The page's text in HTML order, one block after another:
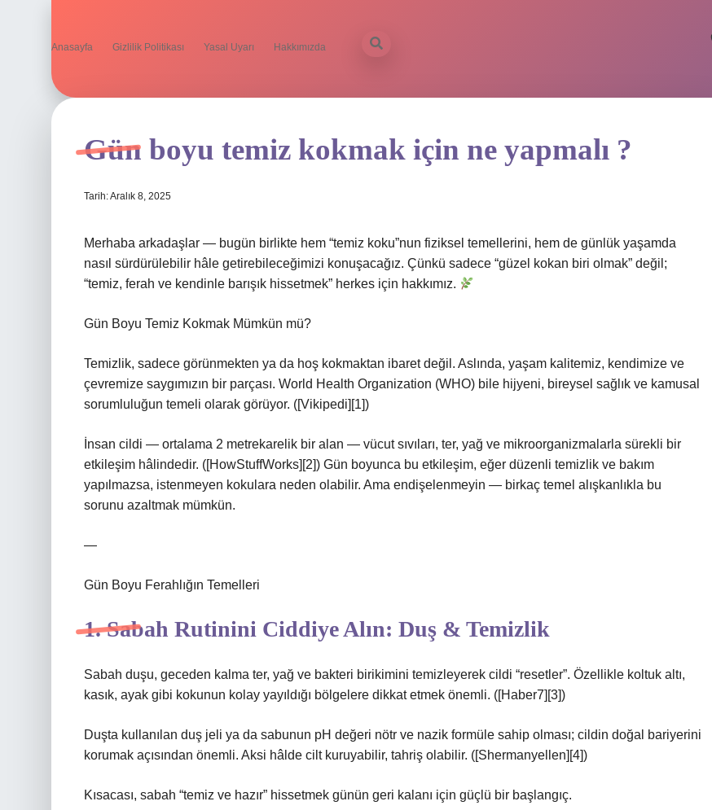
Anasayfa Gizlilik Politikası Yasal Uyarı Hakkımızda
Gün boyu temiz kokmak için ne yapmalı ?
Tarih: Aralık 8, 2025
Merhaba arkadaşlar — bugün birlikte hem “temiz koku”nun fiziksel temellerini, hem de günlük yaşamda
nasıl sürdürülebilir hâle getirebileceğimizi konuşacağız. Çünkü sadece “güzel kokan biri olmak” değil;
“temiz, ferah ve kendinle barışık hissetmek” herkes için hakkımız.
Gün Boyu Temiz Kokmak Mümkün mü?
Temizlik, sadece görünmekten ya da hoş kokmaktan ibaret değil. Aslında, yaşam kalitemiz, kendimize ve
çevremize saygımızın bir parçası. World Health Organization (WHO) bile hijyeni, bireysel sağlık ve kamusal
sorumluluğun temeli olarak görüyor. ([Vikipedi][1])
İnsan cildi — ortalama 2 metrekarelik bir alan — vücut sıvıları, ter, yağ ve mikroorganizmalarla sürekli bir
etkileşim hâlindedir. ([HowStuffWorks][2]) Gün boyunca bu etkileşim, eğer düzenli temizlik ve bakım
yapılmazsa, istenmeyen kokulara neden olabilir. Ama endişelenmeyin — birkaç temel alışkanlıkla bu
sorunu azaltmak mümkün.
—
Gün Boyu Ferahlığın Temelleri
1. Sabah Rutinini Ciddiye Alın: Duş & Temizlik
Sabah duşu, geceden kalma ter, yağ ve bakteri birikimini temizleyerek cildi “resetler”. Özellikle koltuk altı,
kasık, ayak gibi kokunun kolay yayıldığı bölgelere dikkat etmek önemli. ([Haber7][3])
Duşta kullanılan duş jeli ya da sabunun pH değeri nötr ve nazik formüle sahip olması; cildin doğal bariyerini
korumak açısından önemli. Aksi hâlde cilt kuruyabilir, tahriş olabilir. ([Shermanyellen][4])
Kısacası, sabah “temiz ve hazır” hissetmek günün geri kalanı için güçlü bir başlangıç.